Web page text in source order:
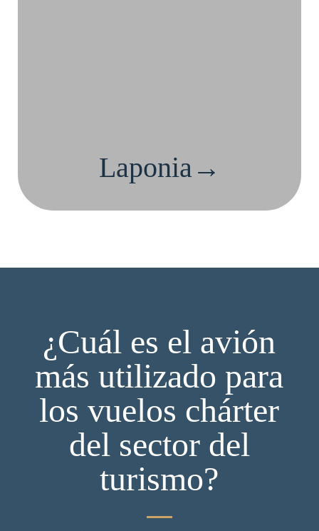
Laponia→
¿Cuál es el avión
más utilizado para
los vuelos chárter
del sector del
turismo?